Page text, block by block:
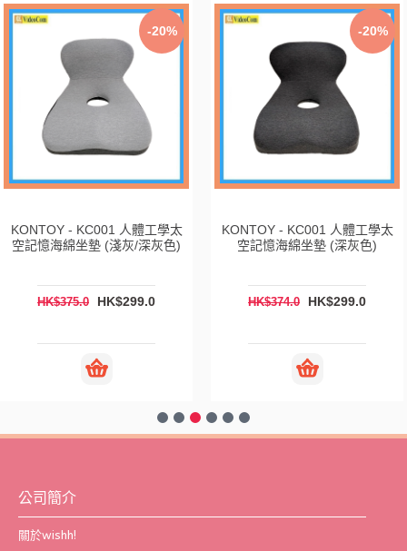
-20%
KONTOY - KC001 人體工學太
空記憶海綿坐墊 (淺灰/深灰色)
HK$375.0 HK$299.0
-20%
KONTOY - KC001 人體工學太
空記憶海綿坐墊 (深灰色)
HK$374.0 HK$299.0
公司簡介
關於wishh!